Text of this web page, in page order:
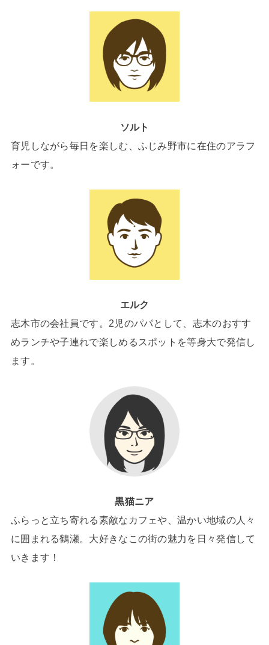
ソルト
育児しながら毎日を楽しむ、ふじみ野市に在住のアラフ
ォーです。
エルク
志木市の会社員です。2児のパパとして、志木のおすす
めランチや子連れで楽しめるスポットを等身大で発信し
ます。
黒猫ニア
ふらっと立ち寄れる素敵なカフェや、温かい地域の人々
に囲まれる鶴瀬。大好きなこの街の魅力を日々発信して
いきます！